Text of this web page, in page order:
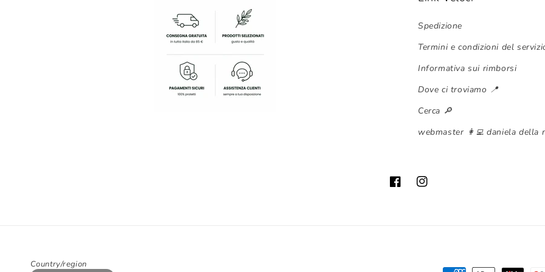
Spedizione
Termini e condizioni del
Informativa sui rimborsi
Dove ci troviamo 📍
Cerca 🔎
webmaster 👩‍💻 daniela della
FacebookInstagram
Country/region